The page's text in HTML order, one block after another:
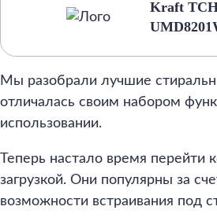
Kraft
Мы разобрали лучшие
отличалась своим набором
использовании.
Теперь настало время перейти
загрузкой. Они популярны за
возможности встраивания под